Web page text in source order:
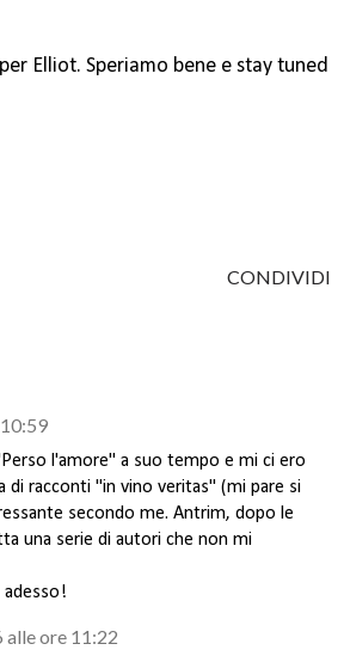
Elliot. Speriamo bene e stay tuned
CONDIVIDI
l'amore" a suo tempo e mi ci ero
racconti "in vino veritas" (mi pare si
secondo me. Antrim, dopo le
una serie di autori che non mi
ore 11:22